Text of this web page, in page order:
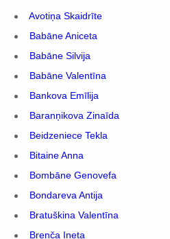
Avotiņa Skaidrīte
Babāne Aniceta
Babāne Silvija
Babāne Valentīna
Bankova Emīlija
Baranņikova Zinaīda
Beidzeniece Tekla
Bitaine Anna
Bombāne Genovefa
Bondareva Antija
Bratuškina Valentīna
Brenča Ineta